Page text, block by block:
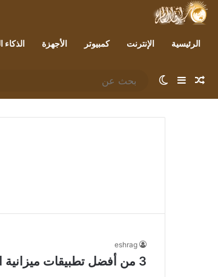
الرئيسية الإنترنت كمبيوتر الأجهزة الذكاء
مقال عشوائي
إضافة عمود جانبي
الوضع المظلم
eshrag
3 من أفضل تطبيقات ميزانية المغلفات لإدارة التدفق النقدي الخاص بك بشكل أفضل